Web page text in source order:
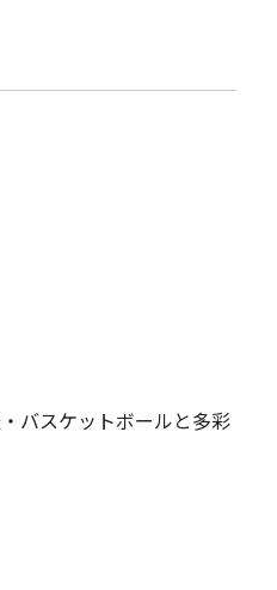
バスケットボールと多彩